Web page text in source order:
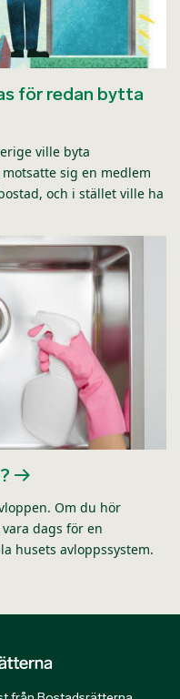
för redan bytta
ville byta
sig en medlem
och i stället ville ha
Om du hör
dags för en
husets avloppssystem.